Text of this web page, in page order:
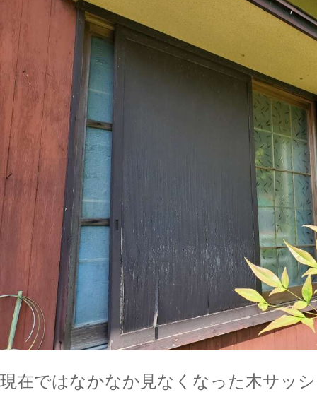
現在ではなかなか見なくなった木サッ